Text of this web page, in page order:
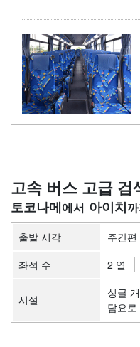
고속 버스 고급 검
토코나메 아이치
출발 시각 주간편
좌석 수
2 열
시설 싱글
담요로